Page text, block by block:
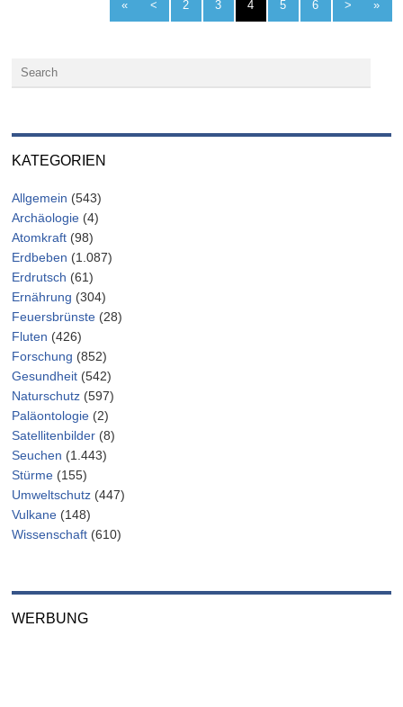
« < 2 3 4 5 6 > »
KATEGORIEN
Allgemein (543)
Archäologie (4)
Atomkraft (98)
Erdbeben (1.087)
Erdrutsch (61)
Ernährung (304)
Feuersbrünste (28)
Fluten (426)
Forschung (852)
Gesundheit (542)
Naturschutz (597)
Paläontologie (2)
Satellitenbilder (8)
Seuchen (1.443)
Stürme (155)
Umweltschutz (447)
Vulkane (148)
Wissenschaft (610)
WERBUNG